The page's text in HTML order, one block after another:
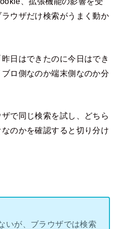
ウザだけ検索がうまく動か
日はできたのに今日はでき
ロ側なのか端末側なのか分
で同じ検索を試し、どちら
のかを確認すると切り分け
いが、ブラウザでは検索